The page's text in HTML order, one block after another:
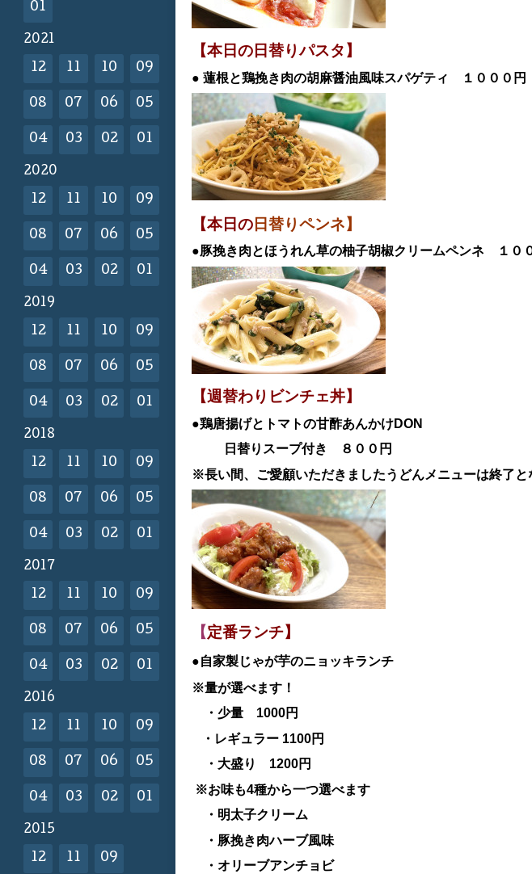
【本日の日替りパスタ】
● 蓮根と鶏挽き肉の胡麻醤油風味スパゲティ １０００ 円
【本日の 日替りペンネ】
●豚挽き肉とほうれん草の柚子胡椒クリームペンネ １０
【週替わりビンチェ丼】
●鶏唐揚げとトマトの甘酢あんかけDON
日替りスープ付き ８００円
※長い間、ご愛顧いただきましたうどんメニューは終了と
【定番ランチ】
●自家製じゃが芋のニョッキランチ
※量が選べます！
・少量 1000円
・レギュラー 1100円
・大盛り 1200円
※お味も4種から一つ選べます
・明太子クリーム
・豚挽き肉ハーブ風味
・オリーブアンチョビ
01
2021
12 11 10 09
08 07 06 05
04 03 02 01
2020
12 11 10 09
08 07 06 05
04 03 02 01
2019
12 11 10 09
08 07 06 05
04 03 02 01
2018
12 11 10 09
08 07 06 05
04 03 02 01
2017
12 11 10 09
08 07 06 05
04 03 02 01
2016
12 11 10 09
08 07 06 05
04 03 02 01
2015
12 11 09